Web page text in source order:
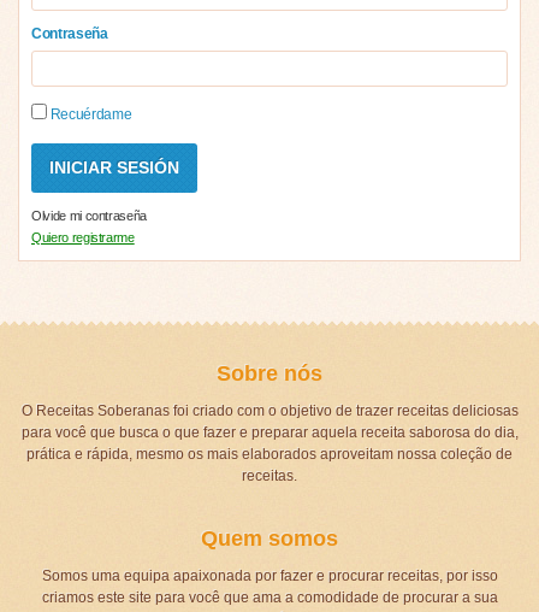
Contraseña
Recuérdame
Olvide mi contraseña
Quiero registrarme
Sobre nós
O Receitas Soberanas foi criado com o objetivo de trazer receitas deliciosas
para você que busca o que fazer e preparar aquela receita saborosa do dia,
prática e rápida, mesmo os mais elaborados aproveitam nossa coleção de
receitas.
Quem somos
Somos uma equipa apaixonada por fazer e procurar receitas, por isso
criamos este site para você que ama a comodidade de procurar a sua